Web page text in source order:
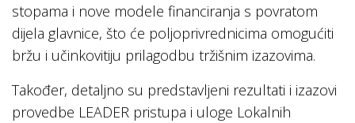
stopama i nove modele financiranja s povratom
dijela glavnice, što će poljoprivrednicima omogućiti
bržu i učinkovitiju prilagodbu tržišnim izazovima.
Također, detaljno su predstavljeni rezultati i izazovi
provedbe LEADER pristupa i uloge Lokalnih